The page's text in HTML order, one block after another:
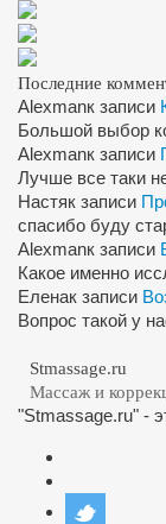
Последние
Alexmanк записи
Большой выбор
Alexmanк записи
Лучше все таки
Настяк записи
спасибо буду
Alexmanк записи
Какое именно
Еленак записи
Вопрос такой у
Stmassage.ru
Массаж и
"Stmassage.ru" -